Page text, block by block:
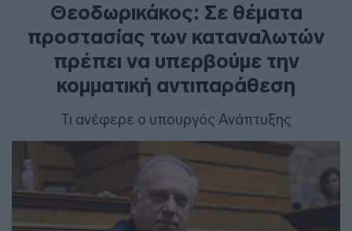
Θεοδωρικάκος: Σε θέματα
προστασίας των καταναλωτών
πρέπει να υπερβούμε την
κομματική αντιπαράθεση
Τι ανέφερε ο υπουργός Ανάπτυξης